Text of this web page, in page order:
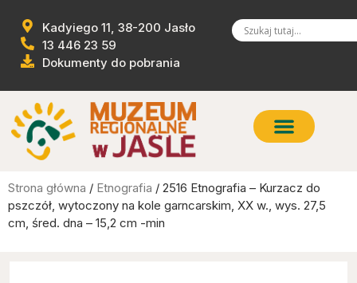
Kadyiego 11, 38-200 Jasło
13 446 23 59
Dokumenty do pobrania
Strona główna / Etnografia / 2516 Etnografia – Kurzacz do
pszczół, wytoczony na kole garncarskim, XX w., wys. 27,5
cm, śred. dna – 15,2 cm -min